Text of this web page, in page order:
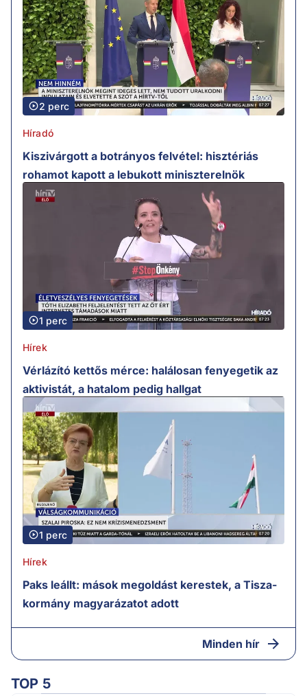
2 perc
Híradó
Kiszivárgott a botrányos felvétel: hisztériás
rohamot kapott a lebukott miniszterelnök
1 perc
Hírek
Vérlázító kettős mérce: halálosan fenyegetik az
aktivistát, a hatalom pedig hallgat
1 perc
Hírek
Paks leállt: mások megoldást kerestek, a Tisza-
kormány magyarázatot adott
Minden hír
TOP 5